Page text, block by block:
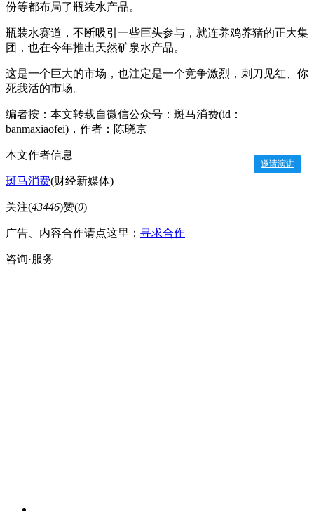
份等都布局了瓶装水产品。
瓶装水赛道，不断吸引一些巨头参与，就连养鸡养猪的正大集
团，也在今年推出天然矿泉水产品。
这是一个巨大的市场，也注定是一个竞争激烈，刺刀见红、你
死我活的市场。
编者按：本文转载自微信公众号：斑马消费(id：
banmaxiaofei)，作者：陈晓京
本文作者信息
斑马消费(财经新媒体)
关注(43446)赞(0)
邀请演讲
广告、内容合作请点这里： 寻求合作
咨询·服务